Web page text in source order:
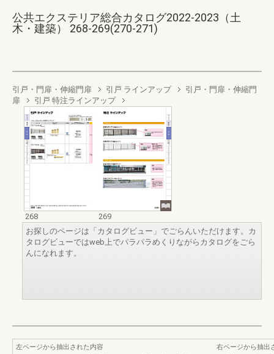
公共エクステリア総合カタログ2022-2023（土
木・建築） 268-269(270-271)
引戸・門扉・伸縮門扉 引戸 ラインアップ
引戸・門扉・伸縮門
扉
引戸 特注ラインアップ
268
269
お探しのページは「カタログビュー」でごらんいただけます。カ
タログビューではweb上でパラパラめくりながらカタログをごら
んになれます。
左ページから抽出された内容
右ページから抽出